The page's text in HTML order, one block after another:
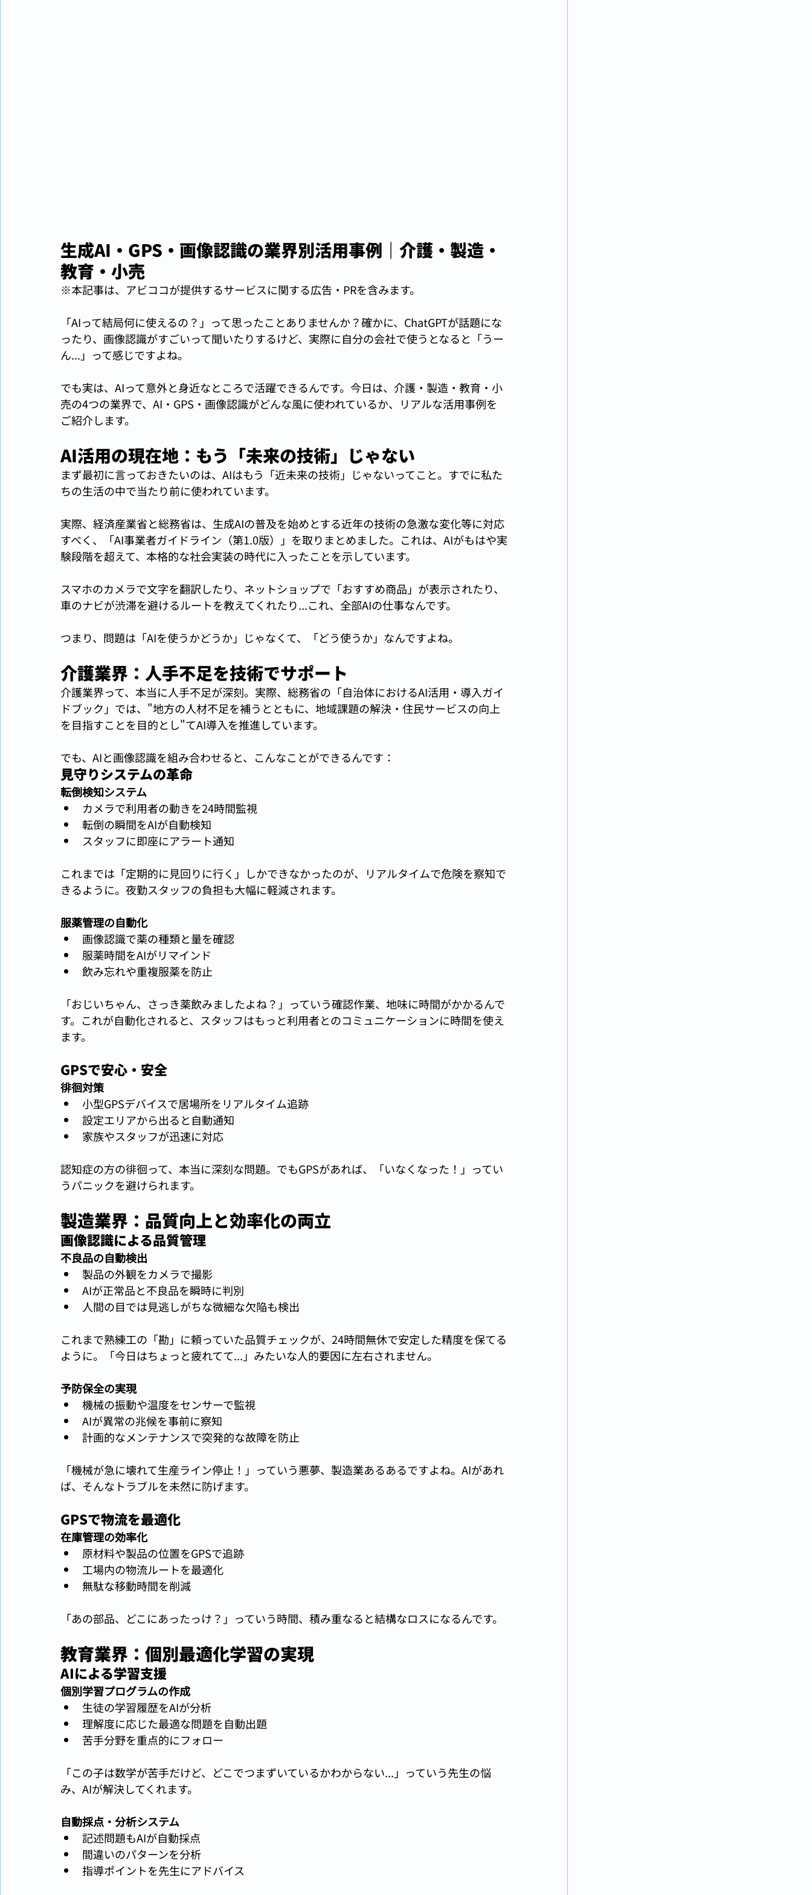
生成AI・GPS・画像認識の業界別活用事例｜介護・製造・
教育・小売
※本記事は、アビココが提供するサービスに関する広告・PRを含みます。
「AIって結局何に使えるの？」って思ったことありませんか？確かに、ChatGPTが話題にな
ったり、画像認識がすごいって聞いたりするけど、実際に自分の会社で使うとなると「うー
ん...」って感じですよね。
でも実は、AIって意外と身近なところで活躍できるんです。今日は、介護・製造・教育・小
売の4つの業界で、AI・GPS・画像認識がどんな風に使われているか、リアルな活用事例を
ご紹介します。
AI活用の現在地：もう「未来の技術」じゃない
まず最初に言っておきたいのは、AIはもう「近未来の技術」じゃないってこと。すでに私た
ちの生活の中で当たり前に使われています。
実際、経済産業省と総務省は、生成AIの普及を始めとする近年の技術の急激な変化等に対応
すべく、「AI事業者ガイドライン（第1.0版）」を取りまとめました。これは、AIがもはや実
験段階を超えて、本格的な社会実装の時代に入ったことを示しています。
スマホのカメラで文字を翻訳したり、ネットショップで「おすすめ商品」が表示されたり、
車のナビが渋滞を避けるルートを教えてくれたり...これ、全部AIの仕事なんです。
つまり、問題は「AIを使うかどうか」じゃなくて、「どう使うか」なんですよね。
介護業界：人手不足を技術でサポート
介護業界って、本当に人手不足が深刻。実際、総務省の「自治体におけるAI活用・導入ガイ
ドブック」では、"地方の人材不足を補うとともに、地域課題の解決・住民サービスの向上
を目指すことを目的とし"てAI導入を推進しています。
でも、AIと画像認識を組み合わせると、こんなことができるんです：
見守りシステムの革命
転倒検知システム
カメラで利用者の動きを24時間監視
転倒の瞬間をAIが自動検知
スタッフに即座にアラート通知
これまでは「定期的に見回りに行く」しかできなかったのが、リアルタイムで危険を察知で
きるように。夜勤スタッフの負担も大幅に軽減されます。
服薬管理の自動化
画像認識で薬の種類と量を確認
服薬時間をAIがリマインド
飲み忘れや重複服薬を防止
「おじいちゃん、さっき薬飲みましたよね？」っていう確認作業、地味に時間がかかるんで
す。これが自動化されると、スタッフはもっと利用者とのコミュニケーションに時間を使え
ます。
GPSで安心・安全
徘徊対策
小型GPSデバイスで居場所をリアルタイム追跡
設定エリアから出ると自動通知
家族やスタッフが迅速に対応
認知症の方の徘徊って、本当に深刻な問題。でもGPSがあれば、「いなくなった！」ってい
うパニックを避けられます。
製造業界：品質向上と効率化の両立
画像認識による品質管理
不良品の自動検出
製品の外観をカメラで撮影
AIが正常品と不良品を瞬時に判別
人間の目では見逃しがちな微細な欠陥も検出
これまで熟練工の「勘」に頼っていた品質チェックが、24時間無休で安定した精度を保てる
ように。「今日はちょっと疲れてて...」みたいな人的要因に左右されません。
予防保全の実現
機械の振動や温度をセンサーで監視
AIが異常の兆候を事前に察知
計画的なメンテナンスで突発的な故障を防止
「機械が急に壊れて生産ライン停止！」っていう悪夢、製造業あるあるですよね。AIがあれ
ば、そんなトラブルを未然に防げます。
GPSで物流を最適化
在庫管理の効率化
原材料や製品の位置をGPSで追跡
工場内の物流ルートを最適化
無駄な移動時間を削減
「あの部品、どこにあったっけ？」っていう時間、積み重なると結構なロスになるんです。
教育業界：個別最適化学習の実現
AIによる学習支援
個別学習プログラムの作成
生徒の学習履歴をAIが分析
理解度に応じた最適な問題を自動出題
苦手分野を重点的にフォロー
「この子は数学が苦手だけど、どこでつまずいているかわからない...」っていう先生の悩
み、AIが解決してくれます。
自動採点・分析システム
記述問題もAIが自動採点
間違いのパターンを分析
指導ポイントを先生にアドバイス